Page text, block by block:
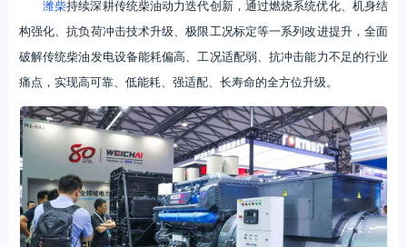
潍柴持续深耕传统柴油动力迭代创新，通过燃烧系统优化、机身结
构强化、抗负荷冲击技术升级、极限工况标定等一系列改进提升，全面
破解传统柴油发电设备能耗偏高、工况适配弱、抗冲击能力不足的行业
痛点，实现高可靠、低能耗、强适配、长寿命的全方位升级。